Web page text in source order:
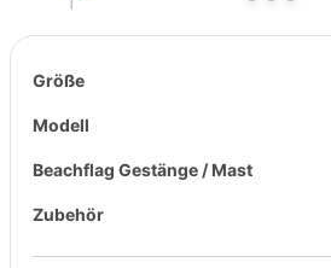
Größe
Modell
Beachflag Gestänge / Mast
Zubehör